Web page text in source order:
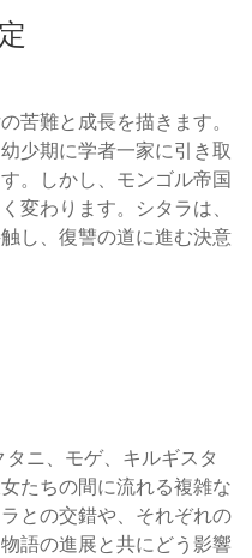
苦難と成長を描きます。
少期に学者一家に引き取
。しかし、モンゴル帝国
変わります。シタラは、
し、復讐の道に進む決意
ニ、モゲ、キルギスタ
たちの間に流れる複雑な
との交錯や、それぞれの
語の進展と共にどう影響